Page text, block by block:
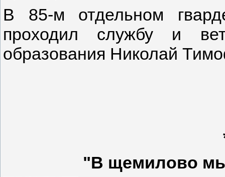
В 85-м отдельном
проходил службу и
образования Николай
"В щемилово